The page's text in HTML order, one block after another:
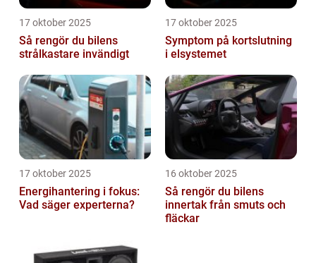
17 oktober 2025
Så rengör du bilens
strålkastare invändigt
17 oktober 2025
Symptom på kortslutning
i elsystemet
17 oktober 2025
Energihantering i fokus:
Vad säger experterna?
16 oktober 2025
Så rengör du bilens
innertak från smuts och
fläckar